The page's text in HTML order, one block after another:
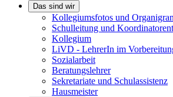
Das sind wir
Kollegiumsfotos und
Schulleitung und
Kollegium
LiVD - LehrerIn im
Sozialarbeit
Beratungslehrer
Sekretariate und Schulassistenz
Hausmeister